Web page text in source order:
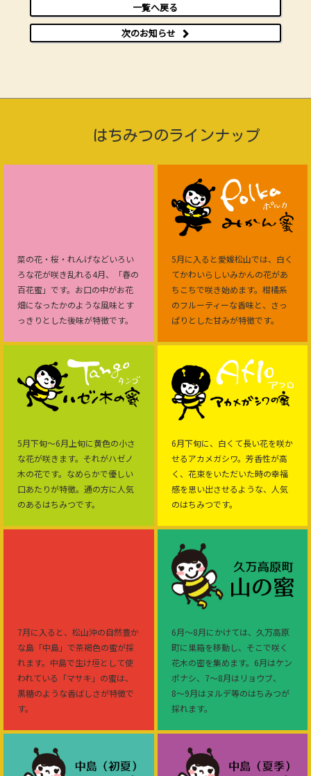
一覧へ戻る
次のお知らせ
はちみつのラインナップ
菜の花・桜・れんげなどいろい
ろな花が咲き乱れる4月、「春の
百花蜜」です。お口の中がお花
畑になったかのような風味とす
っきりとした後味が特徴です。
5月に入ると愛媛松山では、白く
てかわいらしいみかんの花があ
ちこちで咲き始めます。柑橘系
のフルーティーな香味と、さっ
ぱりとした甘みが特徴です。
5月下旬〜6月上旬に黄色の小さ
な花が咲きます。それがハゼノ
木の花です。なめらかで優しい
口あたりが特徴。通の方に人気
のあるはちみつです。
6月下旬に、白くて長い花を咲か
せるアカメガシワ。芳香性が高
く、花束をいただいた時の幸福
感を思い出させるような、人気
のはちみつです。
7月に入ると、松山沖の自然豊か
な島「中島」で茶褐色の蜜が採
れます。中島で生け垣として使
われている「マサキ」の蜜は、
黒糖のような香ばしさが特徴で
す。
6月〜8月にかけては、久万高原
町に巣箱を移動し、そこで咲く
花木の密を集めます。6月はケン
ポナシ、7〜8月はリョウブ、
8〜9月はヌルデ等のはちみつが
採れます。